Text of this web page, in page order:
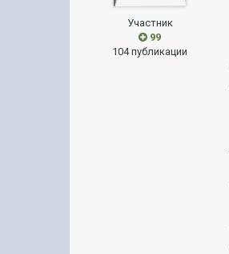
Участник
99
104 публикации